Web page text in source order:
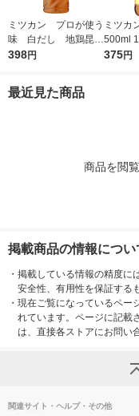
ミツカン プロが使う
味 白だし 地鶏昆
布 1L（1000ml）
398円
ミツカ
500ml
0％ 米酢
375円
最近見た商品
商品を閲
掲載商品の情報につい
・ 掲載している情報の精度に
安全性、有用性を保証する
・ 現在ご覧になっているペー
れています。ページに記載
は、直接各ストアにお問い
関連サイト・ヘルプ・その他